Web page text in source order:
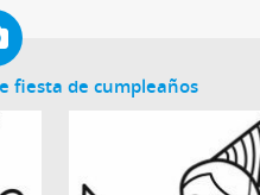
fiesta de cumpleaños